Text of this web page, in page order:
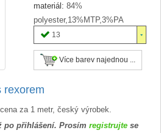
materiál: 84%
polyester,13%MTP,3%PA
13
Více barev najednou ...
rexorem
za 1 metr, český výrobek.
po přihlášení. Prosím registrujte se